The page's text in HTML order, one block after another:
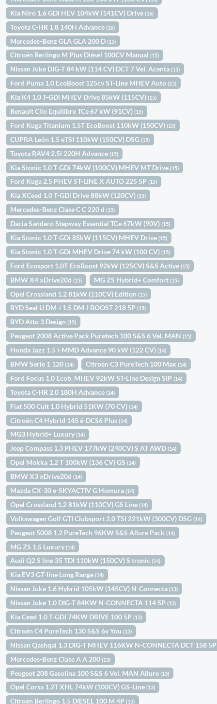
Kia Niro 1.6 GDi HEV 104kW (141CV) Drive(16)
Toyota C-HR 1.8 140H Advance(16)
Mercedes-Benz GLA GLA 200 D(15)
Citroën Berlingo M Plus Diésel 100CV Manual(15)
Nissan Juke DIG-T 84 kW (114 CV) DCT 7 Vel. Acenta(15)
Ford Puma 1.0 EcoBoost 125cv ST-Line MHEV Auto(15)
Kia K4 1.0 T-GDi MHEV Drive 85kW (115CV)(15)
Renault Clio Equilibre TCe 67 kW (91CV)(15)
Ford Kuga Titanium 1.5T EcoBoost 110kW (150CV)(15)
CUPRA León 1.5 eTSI 110kW (150CV) DSG(15)
Toyota RAV4 2.5l 220H Advance(15)
Kia Stonic 1.0 T-GDi 74kW (100CV) MHEV MT Drive(15)
Ford Kuga 2.5 PHEV ST-LINE X AUTO 225 5P(15)
Kia XCeed 1.0 T-GDi Drive 88kW (120CV)(15)
Mercedes-Benz Clase C C 220 d(15)
Dacia Sandero Stepway Essential TCe 67kW (90V)(15)
Kia Stonic 1.0 T-GDi 85kW (115CV) MHEV Drive(15)
Kia Stonic 1.0 T-GDi MHEV Drive 74 kW (100 CV)(15)
Ford Ecosport 1.0T EcoBoost 92kW (125CV) S&S Active(15)
BMW X4 xDrive20d(15) MG ZS Hybrid+ Comfort(15)
Opel Crossland 1.2 81kW (110CV) Edition(15)
BYD Seal U DM-i 1.5 DM-I BOOST 218 5P(15)
BYD Atto 3 Design(15)
Peugeot 2008 Active Pack Puretech 100 S&S 6 Vel. MAN(15)
Honda Jazz 1.5 i-MMD Advance 90 kW (122 CV)(14)
BMW Serie 1 120(14) Citroën C3 PureTech 100 Max(14)
Ford Focus 1.0 Ecob. MHEV 92kW ST-Line Design SIP(14)
Toyota C-HR 2.0 180H Advance(14)
Fiat 500 Cult 1.0 Hybrid 51KW (70 CV)(14)
Citroën C4 Hybrid 145 ë-DCS6 Plus(14)
MG3 Hybrid+ Luxury(14)
Jeep Compass 1.3 PHEV 177kW (240CV) S AT AWD(14)
Opel Mokka 1.2 T 100kW (136 CV) GS(14)
BMW X3 xDrive20d(14)
Mazda CX-30 e-SKYACTIV G Homura(14)
Opel Crossland 1.2 81kW (110CV) GS Line(14)
Volkswagen Golf GTI Clubsport 2.0 TSI 221kW (300CV) DSG(14)
Peugeot 5008 1.2 PureTech 96KW S&S Allure Pack(14)
MG ZS 1.5 Luxury(14)
Audi Q2 S line 35 TDI 110kW (150CV) S tronic(14)
Kia EV3 GT-line Long Range(14)
Nissan Juke 1.6 Hybrid 105kW (145CV) N-Connecta(13)
Nissan Juke 1.0 DIG-T 84KW N-CONNECTA 114 5P(13)
Kia Ceed 1.0 T-GDI 74KW DRIVE 100 5P(13)
Citroën C4 PureTech 130 S&S 6v You(13)
Nissan Qashqai 1.3 DIG-T MHEV 116KW N-CONNECTA DCT 158
Mercedes-Benz Clase A A 200(13)
Peugeot 208 Gasolina 100 S&S 6 Vel. MAN Allure(13)
Opel Corsa 1.2T XHL 74kW (100CV) GS-Line(13)
Citroën Berlingo 1.5 DIESEL 100 M 4P(13)